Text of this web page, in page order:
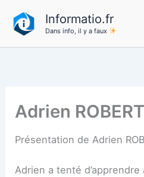
contenu
Informatio.fr
Dans info, il y a faux
Adrien ROBERT
Présentation de Adrien
Adrien a tenté